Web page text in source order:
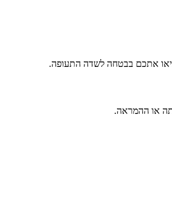
אתכם בבטחה לשדה התעופה.
או ההמראה.